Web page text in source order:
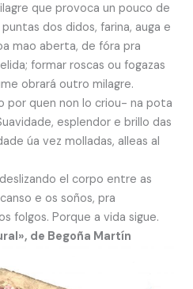
que provoca un pouco de
dos didos, farina, auga e
mao aberta, de fóra pra
formar roscas ou fogazas
obrará outro milagre.
por quen non lo criou- na pota
esplendor e brillo das
úa vez molladas, alleas al
el corpo entre as
e os soños, pra
folgos. Porque a vida sigue.
de Begoña Martín